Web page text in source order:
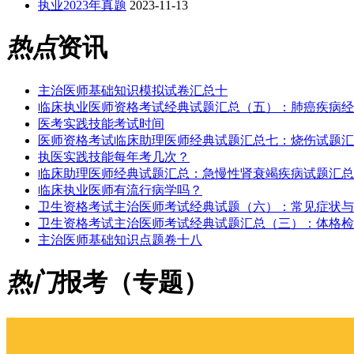
执业2023年真题 2023-11-13
热点资讯
主治医师基础知识模拟试卷汇总十
临床执业医师资格考试经典试题汇总（五）：肺癌疾病
医考实践技能考试时间
医师资格考试临床助理医师经典试题汇总七：烧伤试题
执医实践技能每年考几次？
临床助理医师经典试题汇总：急慢性肾衰竭疾病试题汇
临床执业医师有流行病学吗？
卫生资格考试主治医师考试经典试题（六）：常见症状
卫生资格考试主治医师考试经典试题汇总（三）：体格
主治医师基础知识点题卷十八
热门报考（专题）